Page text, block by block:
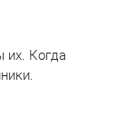
их. Когда